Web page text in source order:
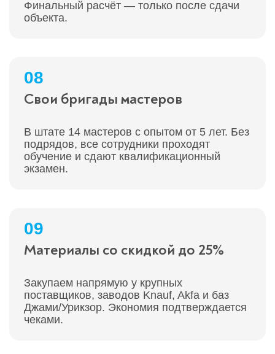
Финальный расчёт — только после сдачи
объекта.
08
Свои бригады мастеров
В штате 14 мастеров с опытом от 5 лет. Без
подрядов, все сотрудники проходят
обучение и сдают квалификационный
экзамен.
09
Материалы со скидкой до 25%
Закупаем напрямую у крупных
поставщиков, заводов Knauf, Akfa и баз
Джами/Урикзор. Экономия подтверждается
чеками.